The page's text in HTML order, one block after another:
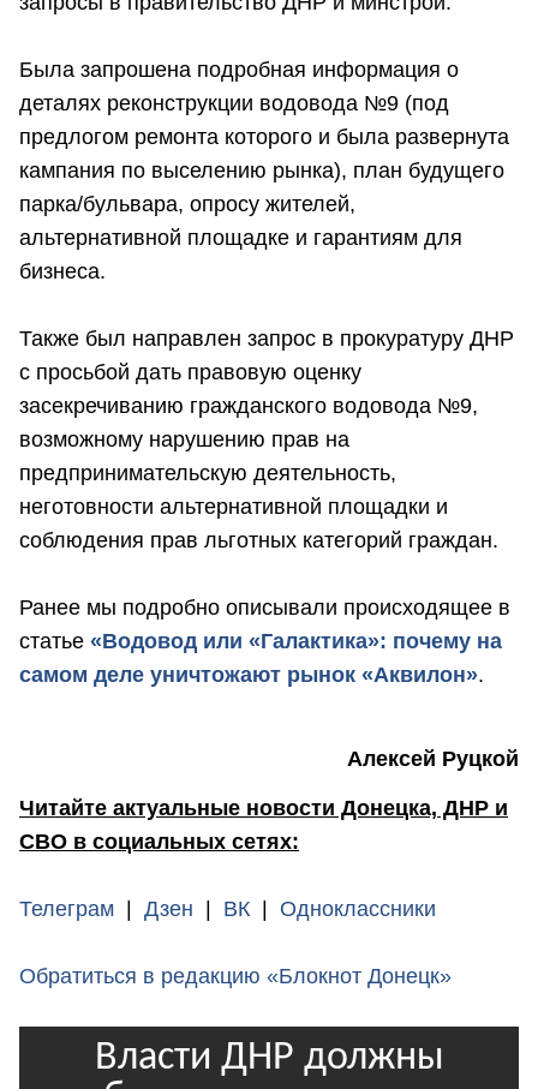
Была запрошена подробная информация о
деталях реконструкции водовода №9 (под
предлогом ремонта которого и была развернута
кампания по выселению рынка), план будущего
парка/бульвара, опросу жителей,
альтернативной площадке и гарантиям для
бизнеса.
Также был направлен запрос в прокуратуру ДНР
с просьбой дать правовую оценку
засекречиванию гражданского водовода №9,
возможному нарушению прав на
предпринимательскую деятельность,
неготовности альтернативной площадки и
соблюдения прав льготных категорий граждан.
Ранее мы подробно описывали происходящее в
статье «Водовод или «Галактика»: почему на
самом деле уничтожают рынок «Аквилон».
Алексей Руцкой
Читайте актуальные новости Донецка, ДНР и
СВО в социальных сетях:
Телеграм | Дзен | ВК | Одноклассники
Обратиться в редакцию «Блокнот Донецк»